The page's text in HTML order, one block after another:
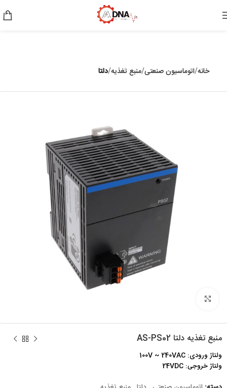
خانه اتوماسیون صنعتی منبع تغذیه دلتا
منبع تغذیه دلتا AS-PS02
ولتاژ ورودی: 100V ~ 240VAC
ولتاژ خروجی: 24VDC